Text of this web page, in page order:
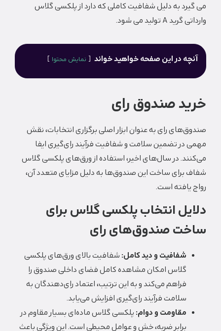
می گیرد به دلیل شفافیت کاملی که دارد از پلکسی گلاس
وارداتی گرید A تولید می شود.
آنچه در این صفحه خواهید خواند نمایش محتوا
خرید صندوق رای
صندوق‌های رای به عنوان ابزار اصلی برگزاری انتخابات، نقش
مهمی در تضمین سلامت و شفافیت فرآیند رای‌گیری ایفا
می‌کنند.در سال‌های اخیر، استفاده از ورق‌های پلکسی گلاس
شفاف برای ساخت این صندوق‌ها به دلیل مزایای متعدد آن،
رواج یافته است.
دلایل انتخاب پلکسی گلاس برای
ساخت صندوق‌های رای
شفافیت و دید کامل: شفافیت بالای ورق‌های پلکسی
گلاس امکان مشاهده کامل فضای داخلی صندوق را
فراهم می‌کند و به این ترتیب، اعتماد رای‌دهندگان به
سلامت فرآیند رای‌گیری افزایش می‌یابد.
مقاومت و دوام: پلکسی گلاس ماده‌ای بسیار مقاوم در
برابر ضربه، خش و عوامل محیطی است.این ویژگی باعث